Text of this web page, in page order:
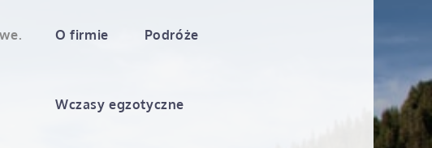
O firmie Podróże
Wczasy egzotyczne